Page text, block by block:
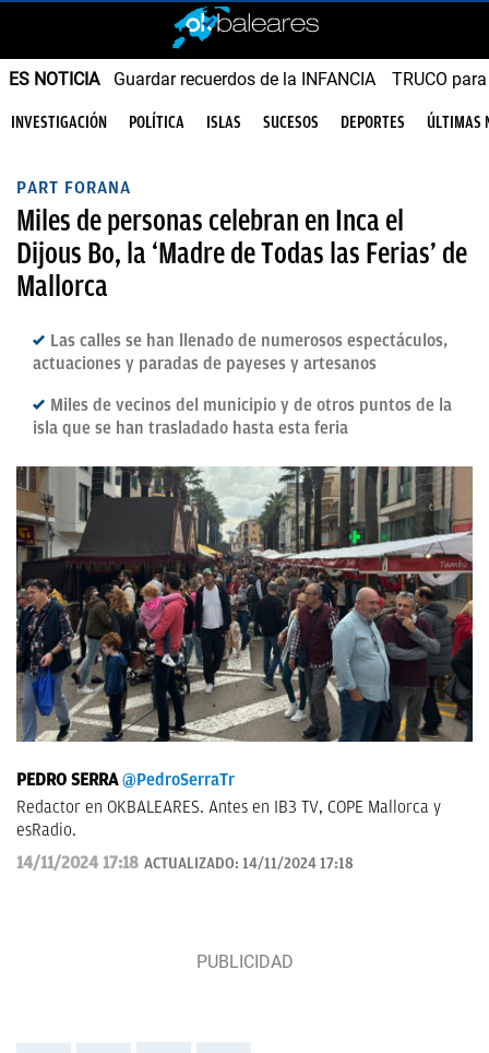
ES NOTICIA Guardar recuerdos de la INFANCIA TRUCO
INVESTIGACIÓN POLÍTICA ISLAS SUCESOS DEPORTES ÚLTIMAS
PART FORANA
Miles de personas celebran en Inca el
Dijous Bo, la ‘Madre de Todas las Ferias’ de
Mallorca
Las calles se han llenado de numerosos espectáculos,
actuaciones y paradas de payeses y artesanos
Miles de vecinos del municipio y de otros puntos de la
isla que se han trasladado hasta esta feria
PEDRO SERRA @PedroSerraTr
Redactor en OKBALEARES. Antes en IB3 TV, COPE Mallorca y
esRadio.
14/11/2024 17:18 ACTUALIZADO: 14/11/2024 17:18